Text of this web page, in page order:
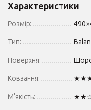
Характеристики
Розмір:
Тип:
Поверхня:
Ковзання:
М'якість: